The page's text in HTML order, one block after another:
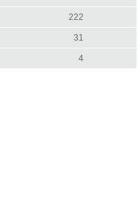
222
31
4